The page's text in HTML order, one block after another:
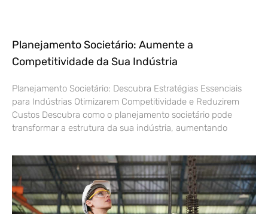
Planejamento Societário: Aumente a
Competitividade da Sua Indústria
Planejamento Societário: Descubra Estratégias Essenciais
para Indústrias Otimizarem Competitividade e Reduzirem
Custos Descubra como o planejamento societário pode
transformar a estrutura da sua indústria, aumentando